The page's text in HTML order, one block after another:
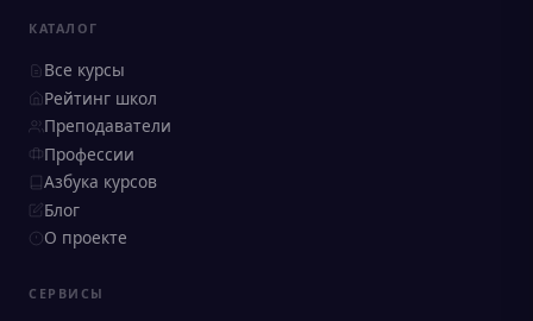
КАТАЛОГ
Все курсы
Рейтинг школ
Преподаватели
Профессии
Азбука курсов
Блог
О проекте
СЕРВИСЫ